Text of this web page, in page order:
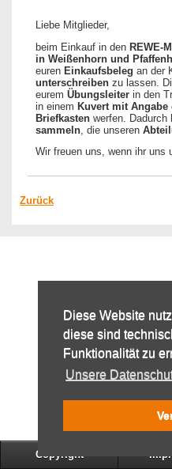
Diese Website
diese sind
Funktionalität zu
Unsere
Liebe Mitglieder,
beim Einkauf in den REWE-
in Weißenhorn und
euren Einkaufsbeleg an der
unterschreiben zu lassen.
eurem Übungsleiter in den
in einem Kuvert mit Angabe
Briefkasten werfen. Dadurch
sammeln , die unseren
Wir freuen uns, wenn ihr uns
Zurück
Copyright